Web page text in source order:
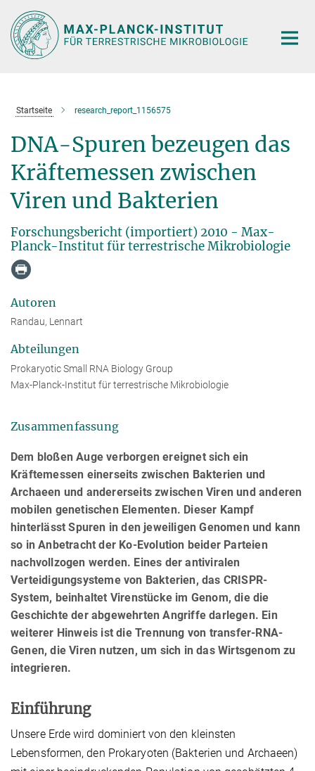
Hauptinhalt
Startseite research_report_1156575
DNA-Spuren bezeugen das
Kräftemessen zwischen
Viren und Bakterien
Forschungsbericht (importiert) 2010 - Max-
Planck-Institut für terrestrische Mikrobiologie
Autoren
Randau, Lennart
Abteilungen
Prokaryotic Small RNA Biology Group
Max-Planck-Institut für terrestrische Mikrobiologie
Zusammenfassung
Dem bloßen Auge verborgen ereignet sich ein
Kräftemessen einerseits zwischen Bakterien und
Archaeen und andererseits zwischen Viren und anderen
mobilen genetischen Elementen. Dieser Kampf
hinterlässt Spuren in den jeweiligen Genomen und kann
so in Anbetracht der Ko-Evolution beider Parteien
nachvollzogen werden. Eines der antiviralen
Verteidigungsysteme von Bakterien, das CRISPR-
System, beinhaltet Virenstücke im Genom, die die
Geschichte der abgewehrten Angriffe darlegen. Ein
weiterer Hinweis ist die Trennung von transfer-RNA-
Genen, die Viren nutzen, um sich in das Wirtsgenom zu
integrieren.
Einführung
Unsere Erde wird dominiert von den kleinsten
Lebensformen, den Prokaryoten (Bakterien und Archaeen)